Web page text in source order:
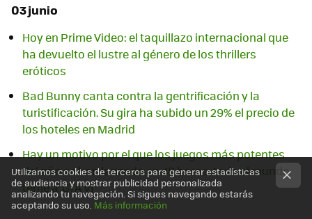
03 junio
Hoy en Prime Video: el taquillazo internacional que
ha devuelto el lustre al género de los thrillers
eróticos
Bad Bunny canta contra la gentrificación y la
turistificación. Su gira ha subido un 29% el precio de
los hoteles en Madrid
Hay un motivo por el que los juegos más potentes
del año se han lanzado en 48 horas: todo el mundo
teme a 'GTA VI'
Utilizamos cookies de terceros para generar estadísticas
de audiencia y mostrar publicidad personalizada
analizando tu navegación. Si sigues navegando estarás
aceptando su uso. Más información